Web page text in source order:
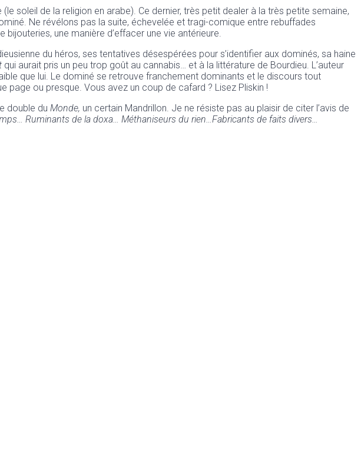
soleil de la religion en arabe). Ce dernier, très petit dealer à la très petite semaine,
Ne révélons pas la suite, échevelée et tragi-comique entre rebuffades
une manière d’effacer une vie antérieure.
du héros, ses tentatives désespérées pour s’identifier aux dominés, sa haine
qui aurait pris un peu trop goût au cannabis… et à la littérature de Bourdieu. L’auteur
que lui. Le dominé se retrouve franchement dominants et le discours tout
ou presque. Vous avez un coup de cafard ? Lisez Pliskin !
double du Monde, un certain Mandrillon. Je ne résiste pas au plaisir de citer l’avis de
Ruminants de la doxa… Méthaniseurs du rien…Fabricants de faits divers…